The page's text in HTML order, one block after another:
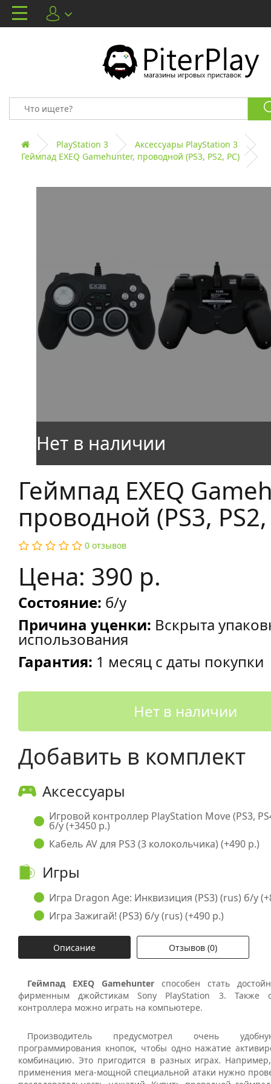
PlayStation 3
Аксессуары PlayStation 3
Геймпад EXEQ Gamehunter, проводной (PS3, PS2, PC)
Геймпад EXEQ
проводной (PS3, PS2,
0 отзывов
Цена: 390 р.
Состояние: б/у
Причина уценки: Вскрыта
использования
Гарантия: 1 месяц с даты покупки
Нет в наличии
Добавить в комплект
Аксессуары
Игровой контроллер PlayStation Move (PS3,
б/у (+3450 р.)
Кабель AV для PS3 (3 колокольчика) (+490 р.)
Игры
Игра Dragon Age: Инквизиция (PS3) (rus) б/у
Игра Зажигай! (PS3) б/у (rus) (+490 р.)
Описание Отзывов (0)
Геймпад EXEQ Gamehunter способен стать
фирменным джойстикам Sony PlayStation 3. Также
контроллера можно играть на компьютере.
Производитель предусмотрел очень
программирования кнопок, чтобы одно нажатие
комбинацию. Это пригодится в разных играх.
применения мега-мощной специальной атаки нужно